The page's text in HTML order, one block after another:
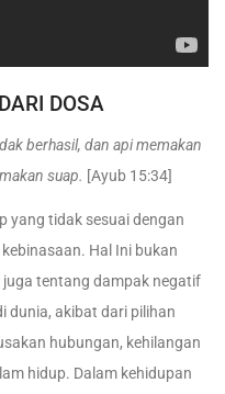
DOSA
berhasil, dan api memakan
suap. [Ayub 15:34]
yang tidak sesuai dengan
Hal Ini bukan
tentang dampak negatif
dunia, akibat dari pilihan
hubungan, kehilangan
hidup. Dalam kehidupan